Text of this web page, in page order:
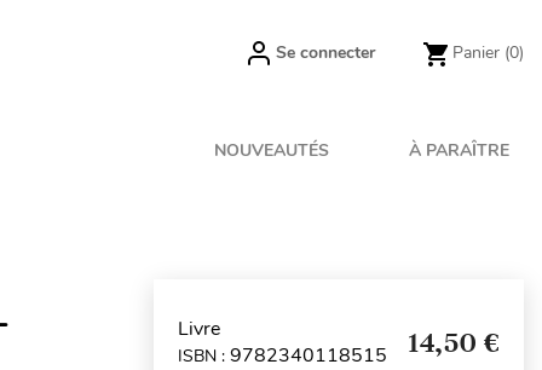
Se connecter Panier (0)
NOUVEAUTÉS À PARAÎTRE
Livre
ISBN : 9782340118515 14,50 €